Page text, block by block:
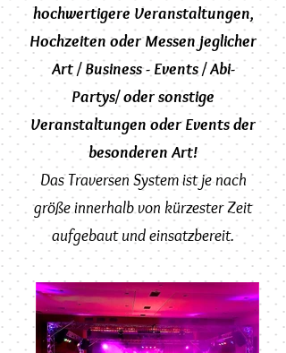
hochwertigere Veranstaltungen,
Hochzeiten oder Messen jeglicher
Art / Business - Events / Abi-
Partys/ oder sonstige
Veranstaltungen oder Events der
besonderen Art!
Das Traversen System istje nach
größeinnerhalb von kürzester Zeit
aufgebaut und einsatzbereit.